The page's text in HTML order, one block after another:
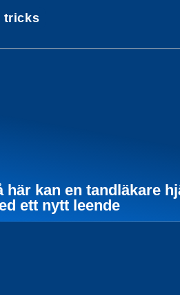
tricks
här kan en tandläkare
ett nytt leende